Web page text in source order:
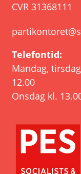
CVR 31368111
Telefontid:
Mandag,
12.00
Onsdag kl.